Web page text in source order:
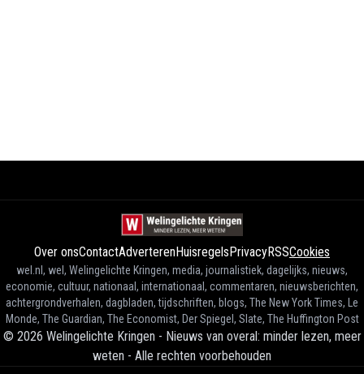
Over onsContactAdverterenHuisregels PrivacyRSSCookies
wel.nl, wel, Welingelichte Kringen, media, journalistiek, dagelijks, nieuws,
economie, cultuur, nationaal, internationaal, commentaren, nieuwsberichten,
achtergrondverhalen, dagbladen, tijdschriften, blogs, The New York Times, Le
Monde, The Guardian, The Economist, Der Spiegel, Slate, The Huffington Post
© 2026 Welingelichte Kringen - Nieuws van overal: minder lezen, meer
weten - Alle rechten voorbehouden